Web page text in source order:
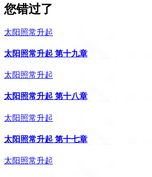
您错过了
太阳照常升起
太阳照常升起 第十九章
太阳照常升起
太阳照常升起 第十八章
太阳照常升起
太阳照常升起 第十七章
太阳照常升起